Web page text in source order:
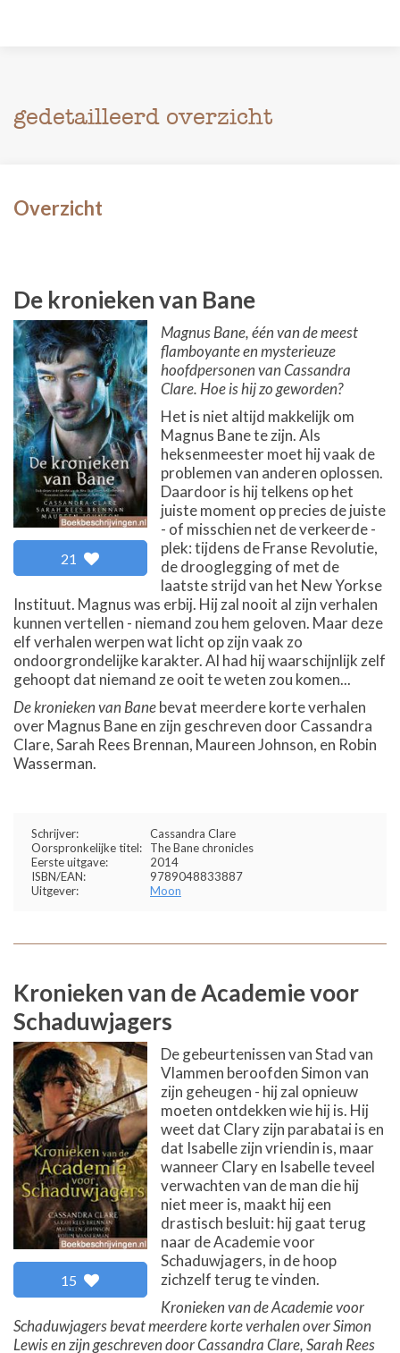
gedetailleerd overzicht
Overzicht
De kronieken van Bane
21
Magnus Bane, één van de meest
flamboyante en mysterieuze
hoofdpersonen van Cassandra
Clare. Hoe is hij zo geworden?
Het is niet altijd makkelijk om
Magnus Bane te zijn. Als
heksenmeester moet hij vaak de
problemen van anderen oplossen.
Daardoor is hij telkens op het
juiste moment op precies de juiste
- of misschien net de verkeerde -
plek: tijdens de Franse Revolutie,
de drooglegging of met de
laatste strijd van het New Yorkse
Instituut. Magnus was erbij. Hij zal nooit al zijn verhalen
kunnen vertellen - niemand zou hem geloven. Maar deze
elf verhalen werpen wat licht op zijn vaak zo
ondoorgrondelijke karakter. Al had hij waarschijnlijk zelf
gehoopt dat niemand ze ooit te weten zou komen...
De kronieken van Banebevat meerdere korte verhalen
over Magnus Bane en zijn geschreven door Cassandra
Clare, Sarah Rees Brennan, Maureen Johnson, en Robin
Wasserman.
Schrijver:
Cassandra Clare
Oorspronkelijke titel:
The Bane chronicles
Eerste uitgave:
2014
ISBN/EAN:
9789048833887
Uitgever:
Moon
Kronieken van de Academie voor
Schaduwjagers
15
De gebeurtenissen van Stad van
Vlammen beroofden Simon van
zijn geheugen - hij zal opnieuw
moeten ontdekken wie hij is. Hij
weet dat Clary zijn parabatai is en
dat Isabelle zijn vriendin is, maar
wanneer Clary en Isabelle teveel
verwachten van de man die hij
niet meer is, maakt hij een
drastisch besluit: hij gaat terug
naar de Academie voor
Schaduwjagers, in de hoop
zichzelf terug te vinden.
Kronieken van de Academie voor
Schaduwjagers bevat meerdere korte verhalen over Simon
Lewis en zijn geschreven door Cassandra Clare, Sarah Rees